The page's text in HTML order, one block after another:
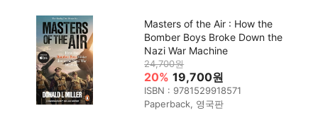
Masters of the Air : How the
Bomber Boys Broke Down the
Nazi War Machine
24,700원
20% 19,700원
ISBN : 9781529918571
Paperback, 영국판